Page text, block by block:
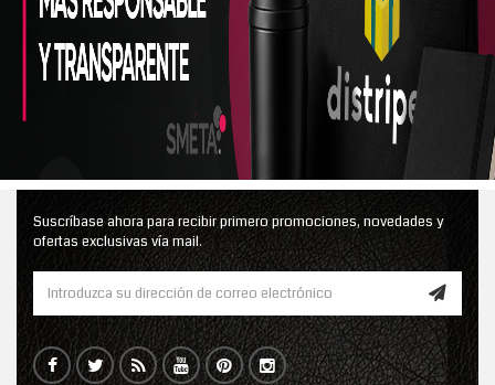
Suscríbase ahora para recibir primero promociones, novedades y
ofertas exclusivas vía mail.